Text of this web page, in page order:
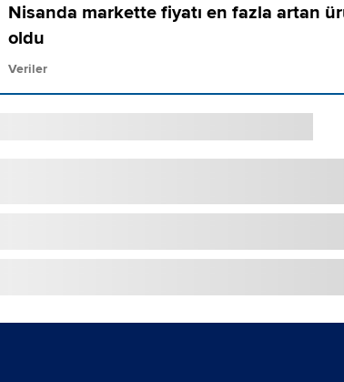
Nisanda markette fiyatı en fazla artan
oldu
Veriler